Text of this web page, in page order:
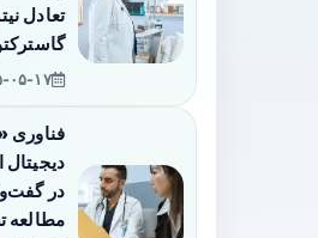
تعادل
۱۴۰۵-
در